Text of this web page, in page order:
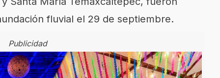
fluvial el 29 de septiembre.
Publicidad